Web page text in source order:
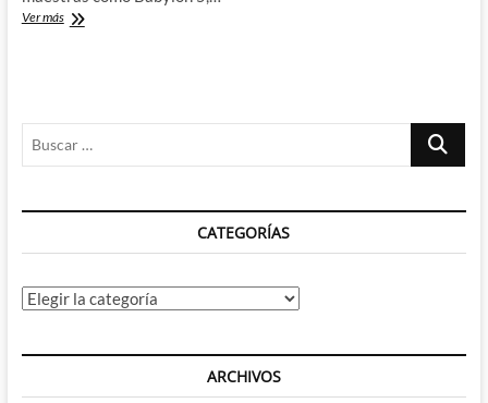
Ver másLos
Amazing
(V)
Buscar
CATEGORÍAS
Categorías
ARCHIVOS